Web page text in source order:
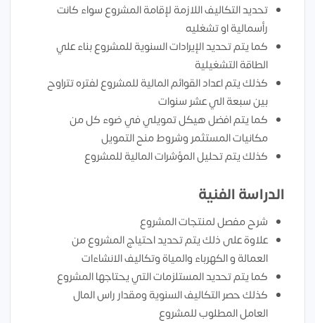
تحديد التكاليف اللازمة لإقامة المشروع سواء كانت
رأسمالية او تشغليه
كما يتم تحديد الإيرادات السنوية للمشروع بناء علي
الطاقة التشغيلية
كذلك يتم اعداد القوائم المالية للمشروع لفتره تتراوح
بين سبعة الي عشر سنوات
كما يتم افضل هيكل تمويلي في ضوء كل من
مكانيات المستثمر وشروط منح التمويل
كذلك يتم تحليل المؤشرات المالية للمشروع
الدراسة الفنية
شرح مفصل لمنتجات المشروع
علاوة على ذلك يتم تحديد احتياج المشروع من
العمالة و الكهرباء والمياة وتكاليف الانشاءات
كما يتم تحديد المستلزمات التي يحتاجها المشروع
كذلك حصر التكاليف السنوية ومقدار راس المال
العامل المطلوب للمشروع